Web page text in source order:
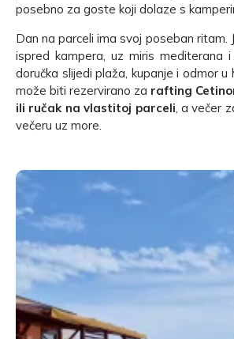
posebno za goste koji dolaze s
Dan na parceli ima svoj poseban ritam.
ispred kampera, uz miris mediterana
doručka slijedi plaža, kupanje i odmor u
može biti rezervirano za rafting
ili ručak na vlastitoj parceli, a večer
večeru uz more.